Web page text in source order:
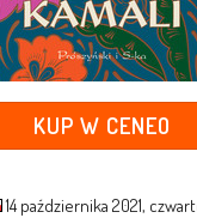
KUP W CENEO
14 października 2021,